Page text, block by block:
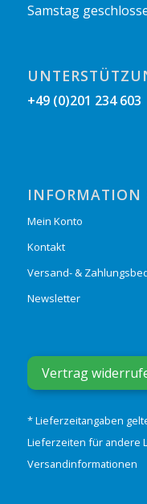
Samstag
+49 (0)201 234 603
INFORMATION
Mein Konto
Kontakt
Versand- &
Newsletter
Vertrag
* Lieferzeitangaben
Lieferzeiten für andere
Versandinformationen